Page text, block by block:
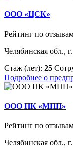
ООО «ЦСК»
Рейтинг по
Челябинская обл.,
Стаж (лет): 25
Подробнее о
ООО ПК «МПП»
Рейтинг по
Челябинская обл.,